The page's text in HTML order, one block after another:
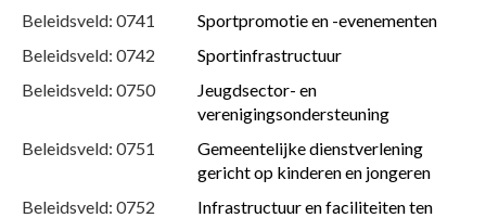
Beleidsveld: 0741
Sportpromotie en -evenementen
Beleidsveld: 0742
Sportinfrastructuur
Beleidsveld: 0750
Jeugdsector- en
verenigingsondersteuning
Beleidsveld: 0751
Gemeentelijke dienstverlening
gericht op kinderen en jongeren
Beleidsveld: 0752
Infrastructuur en faciliteiten ten